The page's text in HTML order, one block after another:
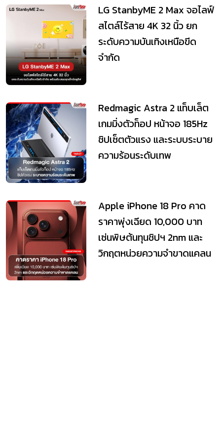
LG StanbyME 2 Max จอไลฟ์
สไตล์ไร้สาย 4K 32 นิ้ว ยก
ระดับความบันเทิงเหนือขีด
Redmagic Astra 2 แท็บเล็ต
เกมมิ่งตัวท็อป หน้าจอ 185Hz
ชิปเซ็ตตัวแรง และระบบระบาย
Apple iPhone 18 Pro คาด
ราคาพุ่งเฉียด 10,000 บาท
เซ่นพิษต้นทุนชิปฯ 2nm และ